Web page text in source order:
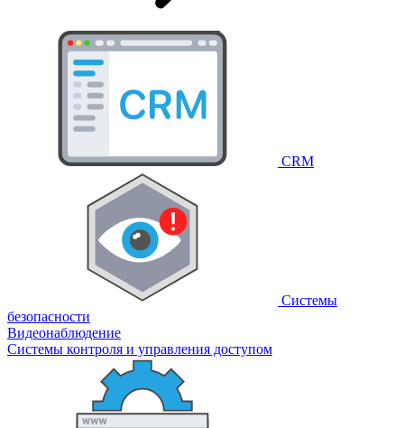
CRM
Системы
безопасности
Видеонаблюдение
Системы контроля и управления доступом